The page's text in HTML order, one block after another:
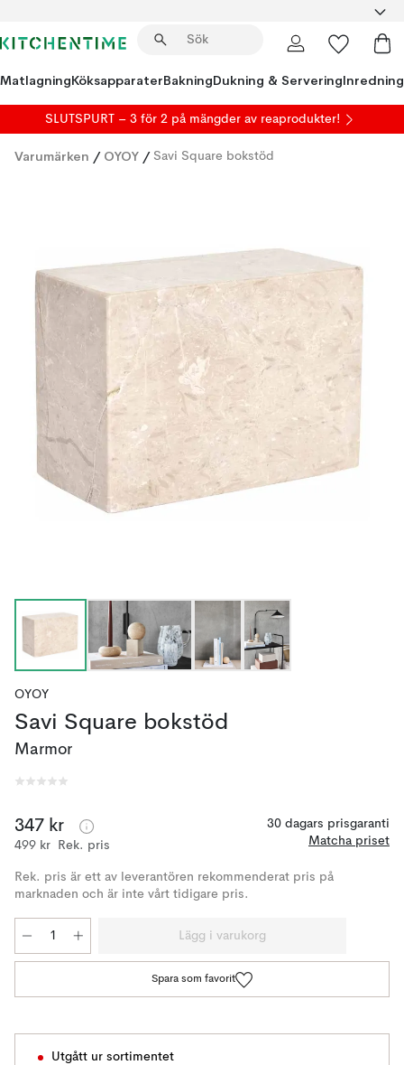
MatlagningKöksapparaterBakningDukning & ServeringInredning
SLUTSPURT – 3 för 2 på mängder av reaprodukter!
Varumärken / OYOY / Savi Square bokstöd
OYOY
Savi Square bokstöd
Marmor
347 kr
499 kr Rek. pris
30 dagars prisgaranti
Matcha priset
Rek. pris är ett av leverantören rekommenderat pris på
marknaden och är inte vårt tidigare pris.
Lägg i varukorg
Spara som favorit
Utgått ur sortimentet